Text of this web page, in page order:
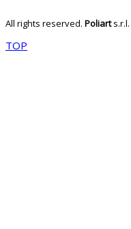
All rights reserved. Poliarts.r.l.
TOP